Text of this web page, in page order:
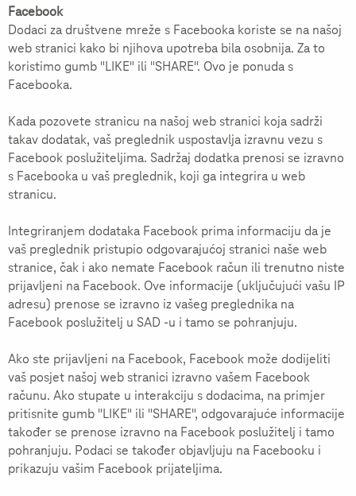
Facebook
Dodaci za društvene mreže s Facebooka koriste se na našoj
web stranici kako bi njihova upotreba bila osobnija. Za to
koristimo gumb "LIKE" ili "SHARE". Ovo je ponuda s
Facebooka.
Kada pozovete stranicu na našoj web stranici koja sadrži
takav dodatak, vaš preglednik uspostavlja izravnu vezu s
Facebook poslužiteljima. Sadržaj dodatka prenosi se izravno
s Facebooka u vaš preglednik, koji ga integrira u web
stranicu.
Integriranjem dodataka Facebook prima informaciju da je
vaš preglednik pristupio odgovarajućoj stranici naše web
stranice, čak i ako nemate Facebook račun ili trenutno niste
prijavljeni na Facebook. Ove informacije (uključujući vašu IP
adresu) prenose se izravno iz vašeg preglednika na
Facebook poslužitelj u SAD -u i tamo se pohranjuju.
Ako ste prijavljeni na Facebook, Facebook može dodijeliti
vaš posjet našoj web stranici izravno vašem Facebook
računu. Ako stupate u interakciju s dodacima, na primjer
pritisnite gumb "LIKE" ili "SHARE", odgovarajuće informacije
također se prenose izravno na Facebook poslužitelj i tamo
pohranjuju. Podaci se također objavljuju na Facebooku i
prikazuju vašim Facebook prijateljima.